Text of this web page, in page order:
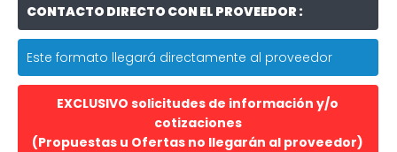
CONTACTO DIRECTO CON EL PROVEEDOR :
Este formato llegará directamente al proveedor
EXCLUSIVO solicitudes de información y/o
cotizaciones
(Propuestas u Ofertas no llegarán al proveedor)